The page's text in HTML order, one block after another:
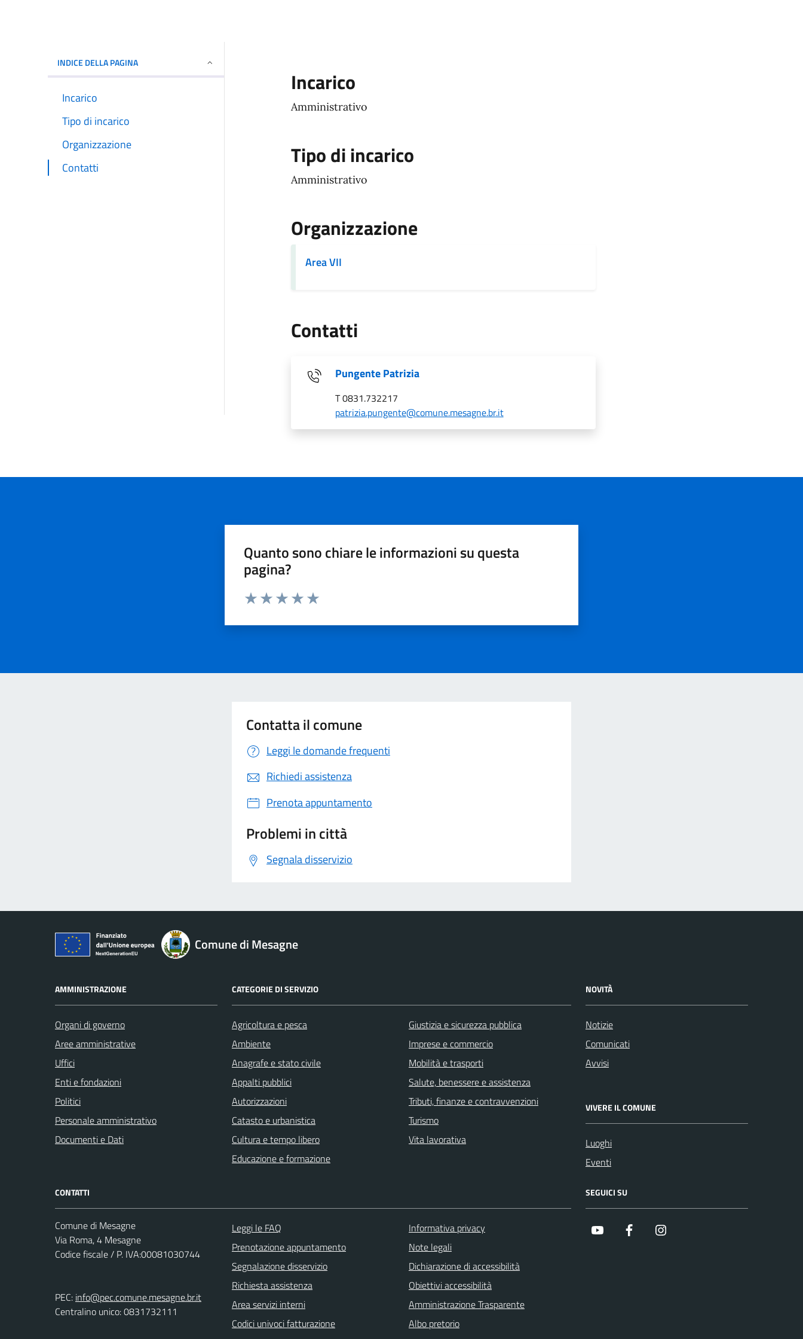
INDICE DELLA PAGINA
Incarico
Tipo di incarico
Organizzazione
Contatti
Incarico
Amministrativo
Tipo di incarico
Amministrativo
Organizzazione
Area VII
Contatti
Pungente Patrizia
T 0831.732217
patrizia.pungente@comune.mesagne.br.it
Quanto sono chiare le informazioni su questa
pagina?
Contatta il comune
Leggi le domande frequenti
Richiedi assistenza
Prenota appuntamento
Problemi in città
Segnala disservizio
Comune di Mesagne
AMMINISTRAZIONE
Organi di governo
Aree amministrative
Uffici
Enti e fondazioni
Politici
Personale amministrativo
Documenti e Dati
CATEGORIE DI SERVIZIO
Agricoltura e pesca
Ambiente
Anagrafe e stato civile
Appalti pubblici
Autorizzazioni
Catasto e urbanistica
Cultura e tempo libero
Educazione e formazione
Giustizia e sicurezza pubblica
Imprese e commercio
Mobilità e trasporti
Salute, benessere e assistenza
Tributi, finanze e contravvenzioni
Turismo
Vita lavorativa
NOVITÀ
Notizie
Comunicati
Avvisi
VIVERE IL COMUNE
Luoghi
Eventi
CONTATTI
Comune di Mesagne
Via Roma, 4 Mesagne
Codice fiscale / P. IVA:00081030744
PEC: info@pec.comune.mesagne.br.it
Centralino unico: 0831732111
Leggi le FAQ
Prenotazione appuntamento
Segnalazione disservizio
Richiesta assistenza
Area servizi interni
Codici univoci fatturazione
Informativa privacy
Note legali
Dichiarazione di accessibilità
Obiettivi accessibilità
Amministrazione Trasparente
Albo pretorio
SEGUICI SU
Youtube Facebook